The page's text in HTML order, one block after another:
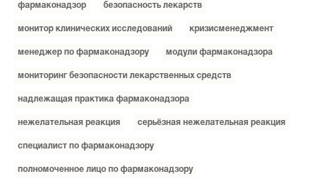
фармаконадзор безопасность лекарств
монитор клинических исследований кризисменеджмент
менеджер по фармаконадзору модули фармаконадзора
мониторинг безопасности лекарственных средств
надлежащая практика фармаконадзора
нежелательная реакция серьёзная нежелательная реакция
специалист по фармаконадзору
полномоченное лицо по фармаконадзору